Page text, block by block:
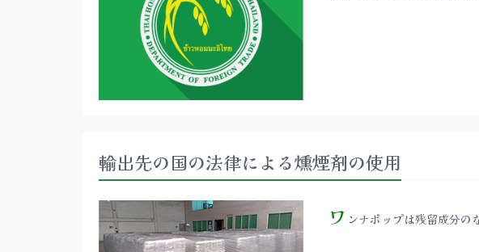
輸出先の国の法律による燻煙剤の使用
ワ ンナポップは残留成分の